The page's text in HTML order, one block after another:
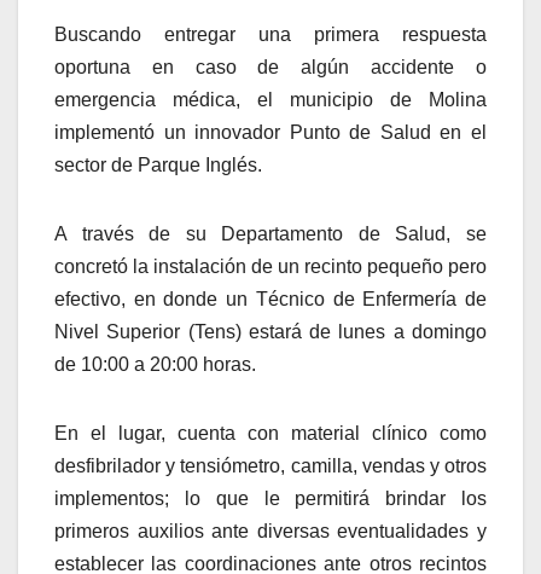
Buscando entregar una primera respuesta
oportuna en caso de algún accidente o
emergencia médica, el municipio de Molina
implementó un innovador Punto de Salud en el
sector de Parque Inglés.
A través de su Departamento de Salud, se
concretó la instalación de un recinto pequeño pero
efectivo, en donde un Técnico de Enfermería de
Nivel Superior (Tens) estará de lunes a domingo
de 10:00 a 20:00 horas.
En el lugar, cuenta con material clínico como
desfibrilador y tensiómetro, camilla, vendas y otros
implementos; lo que le permitirá brindar los
primeros auxilios ante diversas eventualidades y
establecer las coordinaciones ante otros recintos